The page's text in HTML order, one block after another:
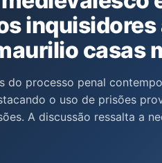
inquisidores
casas
do processo penal
o uso de prisões
A discussão ressalta a
à transformação do